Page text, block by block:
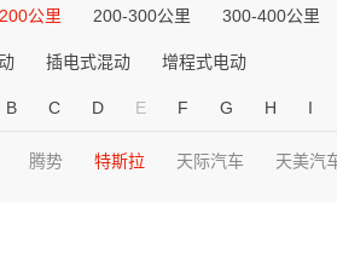
公里 200-300公里 300-400公里
插电式混动 增程式电动
B C D E F G H I
腾势 特斯拉 天际汽车 天美汽